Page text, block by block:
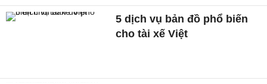
5 dịch vụ bản đồ phổ biến
cho tài xế Việt